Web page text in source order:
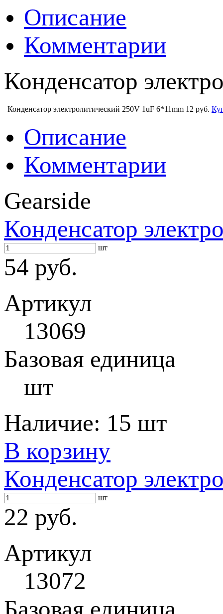
Описание
Комментарии
Конденсатор
Конденсатор электролитический 250V 1uF 6*11mm 12 руб.
Описание
Комментарии
Gearside
Конденсатор
шт
54 руб.
Артикул
13069
Базовая единица
шт
Наличие: 15 шт
В корзину
Конденсатор
шт
22 руб.
Артикул
13072